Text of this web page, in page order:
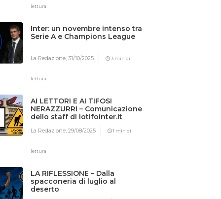
lettura
Inter: un novembre intenso tra
Serie A e Champions League
La Redazione,31/10/2025 3 min di
lettura
AI LETTORI E AI TIFOSI
NERAZZURRI – Comunicazione
dello staff di Iotifointer.it
La Redazione,29/08/2025 1 min di
lettura
LA RIFLESSIONE – Dalla
spacconeria di luglio al
deserto